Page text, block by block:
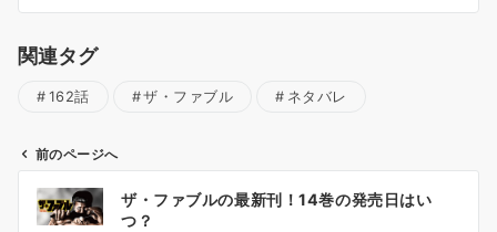
関連タグ
162話 ザ・ファブル ネタバレ
前のページへ
ザ・ファブルの最新刊！14巻の発売日はい
つ？